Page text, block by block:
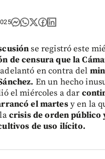
se registró este
de censura que la
adelantó en contra del
En un hecho
el miércoles a dar
el martesy en la
crisis de orden público
de uso ilícito.